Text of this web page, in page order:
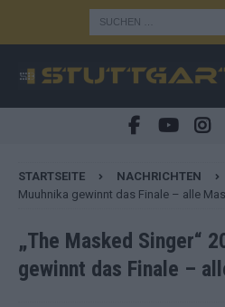
STARTSEITE NACHRICHTEN
Muuhnika gewinnt das Finale – alle
„The Masked Singer“
gewinnt das Finale –